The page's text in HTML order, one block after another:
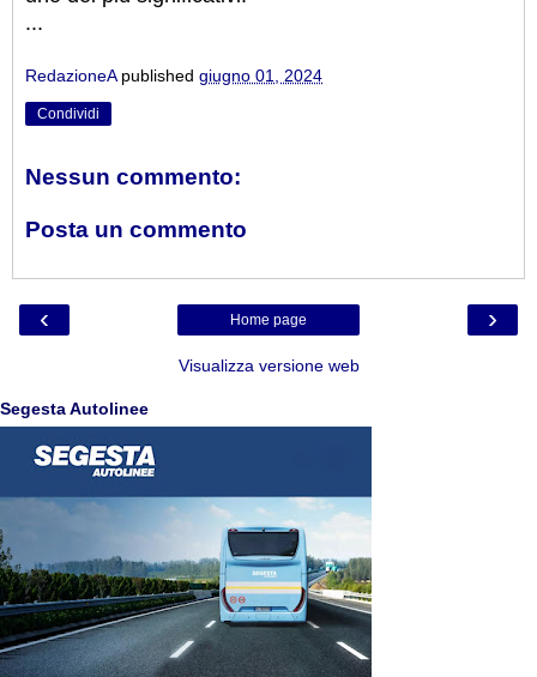
...
RedazioneA published giugno 01, 2024
Condividi
Nessun commento:
Posta un commento
‹ ›
Home page
Visualizza versione web
Segesta Autolinee